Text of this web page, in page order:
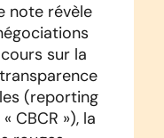
note révèle
sur la
(reporting
CBCR »), la